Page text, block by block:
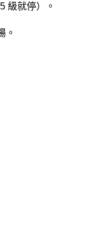
級就停）。
。